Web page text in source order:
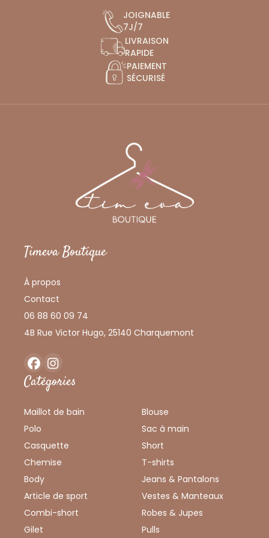
JOIGNABLE
7J/7
LIVRAISON
RAPIDE
PAIEMENT
SÉCURISÉ
Timeva Boutique
À propos
Contact
06 88 60 09 74
4B Rue Victor Hugo, 25140 Charquemont
FacebookInstagram
Catégories
Maillot de bain
Polo
Casquette
Chemise
Body
Article de sport
Combi-short
Gilet
Blouse
Sac à main
Short
T-shirts
Jeans & Pantalons
Vestes & Manteaux
Robes & Jupes
Pulls